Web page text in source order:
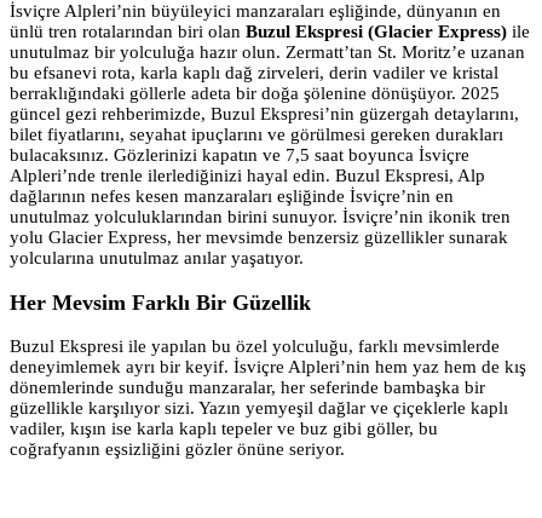
İsviçre Alpleri’nin büyüleyici manzaraları eşliğinde, dünyanın en
ünlü tren rotalarından biri olan Buzul Ekspresi (Glacier Express) ile
unutulmaz bir yolculuğa hazır olun. Zermatt’tan St. Moritz’e uzanan
bu efsanevi rota, karla kaplı dağ zirveleri, derin vadiler ve kristal
berraklığındaki göllerle adeta bir doğa şölenine dönüşüyor. 2025
güncel gezi rehberimizde, Buzul Ekspresi’nin güzergah detaylarını,
bilet fiyatlarını, seyahat ipuçlarını ve görülmesi gereken durakları
bulacaksınız. Gözlerinizi kapatın ve 7,5 saat boyunca İsviçre
Alpleri’nde trenle ilerlediğinizi hayal edin. Buzul Ekspresi, Alp
dağlarının nefes kesen manzaraları eşliğinde İsviçre’nin en
unutulmaz yolculuklarından birini sunuyor. İsviçre’nin ikonik tren
yolu Glacier Express, her mevsimde benzersiz güzellikler sunarak
yolcularına unutulmaz anılar yaşatıyor.
Her Mevsim Farklı Bir Güzellik
Buzul Ekspresi ile yapılan bu özel yolculuğu, farklı mevsimlerde
deneyimlemek ayrı bir keyif. İsviçre Alpleri’nin hem yaz hem de kış
dönemlerinde sunduğu manzaralar, her seferinde bambaşka bir
güzellikle karşılıyor sizi. Yazın yemyeşil dağlar ve çiçeklerle kaplı
vadiler, kışın ise karla kaplı tepeler ve buz gibi göller, bu
coğrafyanın eşsizliğini gözler önüne seriyor.